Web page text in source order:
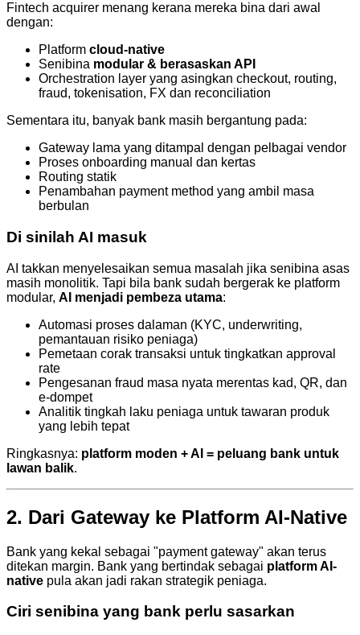
Fintech acquirer menang kerana mereka bina dari awal
dengan:
Platform cloud-native
Senibina modular & berasaskan API
Orchestration layer yang asingkan checkout, routing,
fraud, tokenisation, FX dan reconciliation
Sementara itu, banyak bank masih bergantung pada:
Gateway lama yang ditampal dengan pelbagai vendor
Proses onboarding manual dan kertas
Routing statik
Penambahan payment method yang ambil masa
berbulan
Di sinilah AI masuk
AI takkan menyelesaikan semua masalah jika senibina asas
masih monolitik. Tapi bila bank sudah bergerak ke platform
modular, AI menjadi pembeza utama:
Automasi proses dalaman (KYC, underwriting,
pemantauan risiko peniaga)
Pemetaan corak transaksi untuk tingkatkan approval
rate
Pengesanan fraud masa nyata merentas kad, QR, dan
e-dompet
Analitik tingkah laku peniaga untuk tawaran produk
yang lebih tepat
Ringkasnya: platform moden + AI = peluang bank untuk
lawan balik.
2. Dari Gateway ke Platform AI-Native
Bank yang kekal sebagai "payment gateway" akan terus
ditekan margin. Bank yang bertindak sebagai platform AI-
native pula akan jadi rakan strategik peniaga.
Ciri senibina yang bank perlu sasarkan